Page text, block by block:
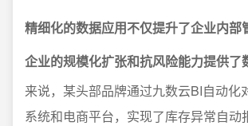
精细化的数据应用不仅提升了企业内部
企业的规模化扩张和抗风险能力提供了
来说，某头部品牌通过九数云BI自动化
系统和电商平台，实现了库存异常自动